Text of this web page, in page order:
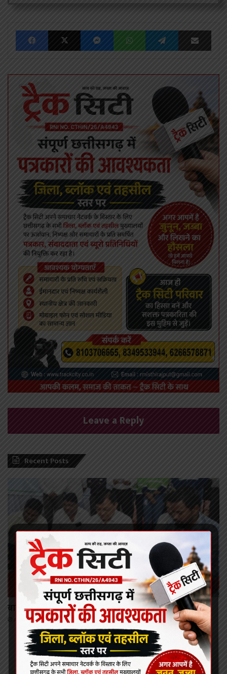
FacebookX MessengerWhatsAppTelegram Share via Email
Leave a Reply
Recent Posts
कोरबा
बालको कर रहा है क्षेत्र का चहुंमुखी विकास: लखन लाल देवांगन
August 8, 2026